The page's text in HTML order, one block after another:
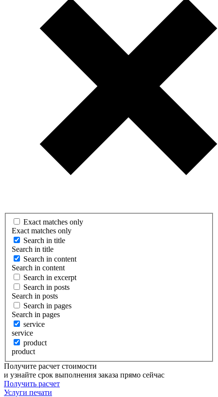
Exact matches only
Exact matches only
Search in title
Search in title
Search in content
Search in content
Search in excerpt
Search in posts
Search in posts
Search in pages
Search in pages
service
service
product
product
Получите расчет стоимости
и узнайте срок выполнения заказа прямо сейчас
Получить расчет
Услуги печати